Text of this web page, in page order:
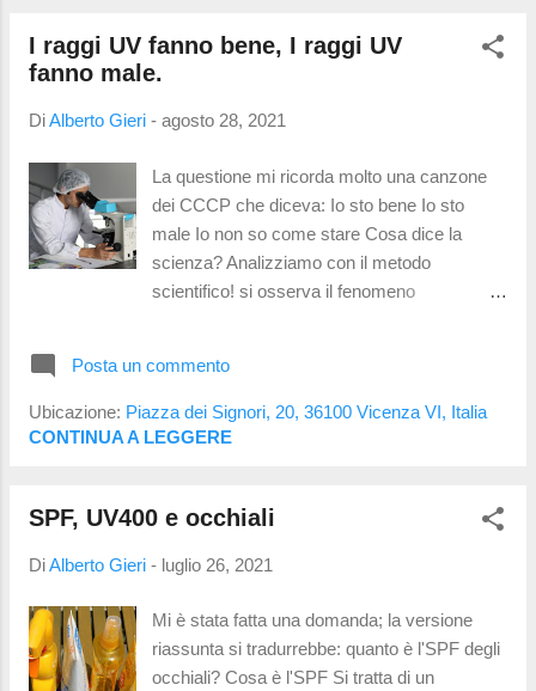
sono davvero fragili i loro occhi? Gli occhi dei
bambini sono piú fragili? Fragili non é il
mezzi refrattivi sono piú trasparenti;
sviluppo, considerando che la normalitá nel
I raggi UV fanno bene, I raggi UV
fanno male.
DiAlberto Gieri - agosto 28, 2021
La questione mi ricorda molto una canzone
dei CCCP che diceva: Io sto bene Io sto
male Io non so come stare Cosa dice la
scienza? Analizziamo con il metodo
scientifico! si osserva il fenomeno
l'ipotesi é confermata? SI, si formula una
legge che spiega il fenomeno NO, si
formulano nuove ipotesi e si riprende dal
alla luce di nuove scoperte, si possano
raggi Ultravioletti. I raggi UV vengono emessi
arriva solo una piccola parte . Si tratta di
radiazione elettromagnetica a lunghezza
Posta un commento
Ubicazione: Piazza dei Signori, 20, 36100 Vicenza VI, Italia
CONTINUA A LEGGERE
SPF, UV400 e occhiali
DiAlberto Gieri - luglio 26, 2021
Mi è stata fatta una domanda; la versione
riassunta si tradurrebbe: quanto è l'SPF degli
occhiali? Cosa è l'SPF Si tratta di un